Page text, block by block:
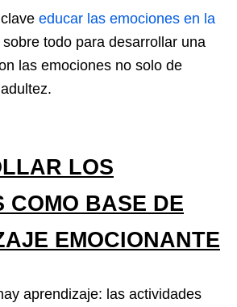
educar las emociones en la
sobre todo para desarrollar una
las emociones no solo de
LOS
COMO BASE DE
EMOCIONANTE
aprendizaje: las actividades